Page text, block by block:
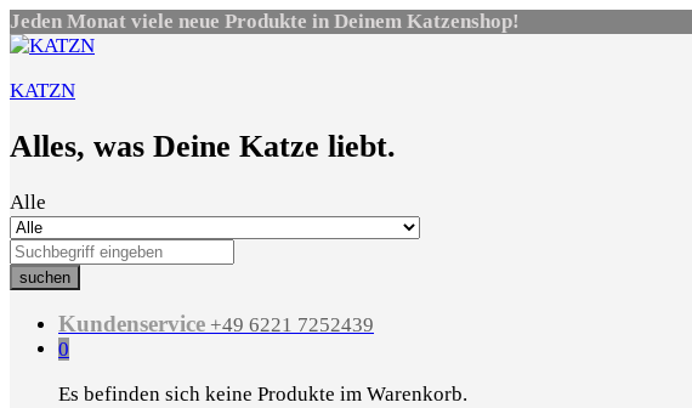
Jeden Monat viele neue Produkte in Deinem Katzenshop!
KATZN
Alles, was Deine Katze liebt.
Alle
suchen
Kundenservice +49 6221 7252439
0
Es befinden sich keine Produkte im Warenkorb.